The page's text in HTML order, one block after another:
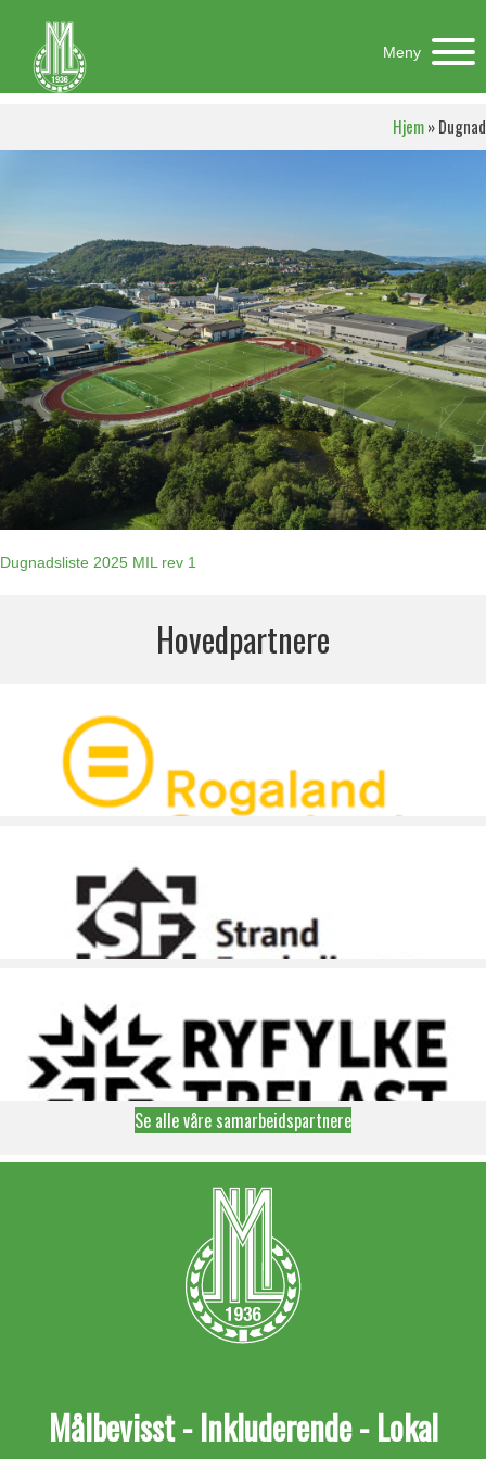
Meny
Hjem»Dugnad
Dugnadsliste 2025 MIL rev 1
Hovedpartnere
Se alle våre samarbeidspartnere
Målbevisst - Inkluderende - Lokal